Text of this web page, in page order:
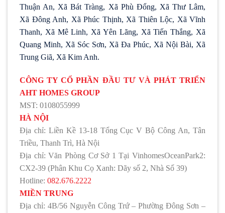
Thuận An, Xã Bát Tràng, Xã Phù Đổng, Xã Thư Lâm,
Xã Đông Anh, Xã Phúc Thịnh, Xã Thiên Lộc, Xã Vĩnh
Thanh, Xã Mê Linh, Xã Yên Lãng, Xã Tiến Thắng, Xã
Quang Minh, Xã Sóc Sơn, Xã Đa Phúc, Xã Nội Bài, Xã
Trung Giã, Xã Kim Anh.
CÔNG TY CỔ PHẦN ĐẦU TƯ VÀ PHÁT TRIỂN
AHT HOMES GROUP
MST: 0108055999
HÀ NỘI
Địa chỉ: Liền Kề 13-18 Tổng Cục V Bộ Công An, Tân
Triều, Thanh Trì, Hà Nội
Địa chỉ: Văn Phòng Cơ Sở 1 Tại VinhomesOceanPark2:
CX2-39 (Phân Khu Cọ Xanh: Dãy số 2, Nhà Số 39)
Hotline: 082.676.2222
MIỀN TRUNG
Địa chỉ: 4B/56 Nguyễn Công Trứ – Phường Đông Sơn –